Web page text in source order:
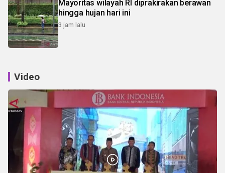
Mayoritas wilayah RI diprakirakan berawan
hingga hujan hari ini
3 jam lalu
Video